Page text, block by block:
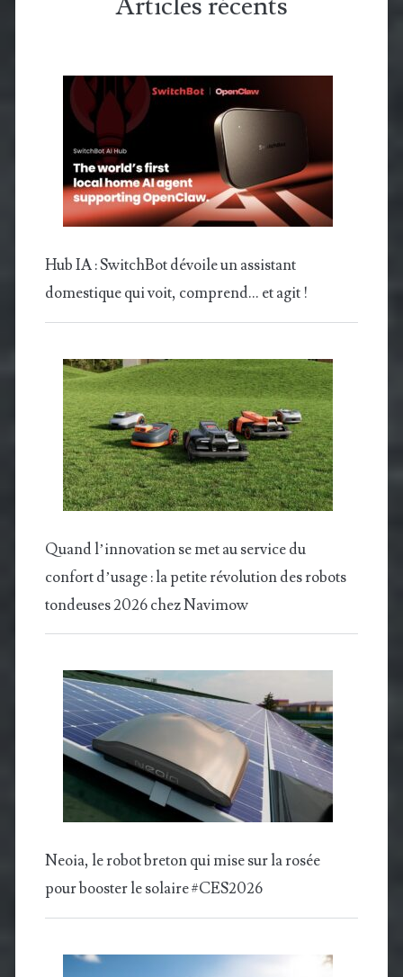
Hub IA : SwitchBot dévoile un assistant
domestique qui voit, comprend… et agit !
Quand l’innovation se met au service du
confort d’usage : la petite révolution des robots
tondeuses 2026 chez Navimow
Neoia, le robot breton qui mise sur la rosée
pour booster le solaire #CES2026